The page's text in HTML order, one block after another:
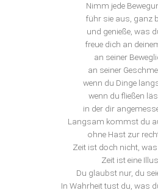
Nimm jede
führ sie aus, ganz
und genieße, was
freue dich an
an seiner
an seiner
wenn du Dinge
wenn du fließen
in der dir
Langsam kommst du
ohne Hast zur
Zeit ist doch nicht,
Zeit ist eine
Du glaubst nur, du
In Wahrheit tust du, was